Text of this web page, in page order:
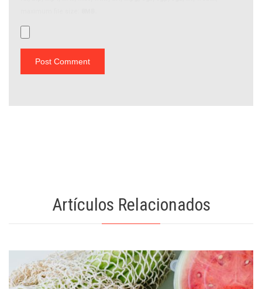
Artículos Relacionados